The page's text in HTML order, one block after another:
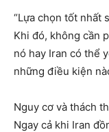
“Lựa chọn tốt nhất
Khi đó, không cần
nó hay Iran có thể
những điều kiện
Nguy cơ và thách
Ngay cả khi Iran